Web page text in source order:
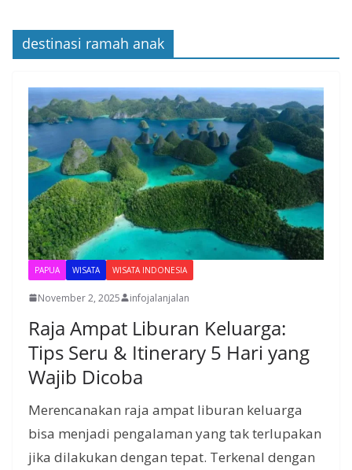
destinasi ramah anak
PAPUA WISATA WISATA INDONESIA
November 2, 2025 infojalanjalan
Raja Ampat Liburan Keluarga:
Tips Seru & Itinerary 5 Hari yang
Wajib Dicoba
Merencanakan raja ampat liburan keluarga
bisa menjadi pengalaman yang tak terlupakan
jika dilakukan dengan tepat. Terkenal dengan